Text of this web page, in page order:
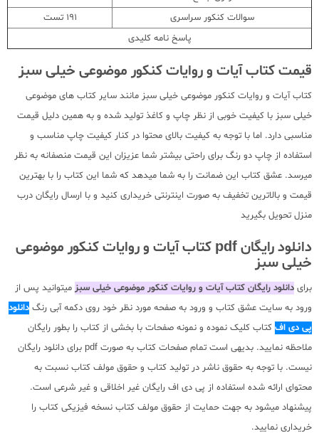
سوالات کنکور سراسری
191 تست
پاسخ نامه کلیدی
قیمت کتاب آیات و روایات کنکور موضوعی خیلی سبز
کتاب آیات و روایات کنکور موضوعی خیلی سبز مانند سایر کتاب های موضوعی
خیلی سبز با کیفیت خوبی از نظر چاپ و کاغذ تولید شده و به همین دلیل قیمت
مناسبی دارد. اما با توجه به کیفیت بالای محتوا در کنار کیفیت چاپ مناسب و
استفاده از چاپ دو رنگ برای راحتی بیشتر شما عزیزان این قیمت منصفانه به نظر
میرسد. عشق کتاب این ضمانت را به شما میدهد که شما این کتاب را با بهترین
قیمت و بالاترین تخفیف به صورت اینترنتی خریداری کنید و با ارسال رایگان درب
منزل تحویل بگیرید
دانلود رایگان pdf کتاب آیات و روایات کنکور موضوعی
خیلی سبز
برای دانلود رایگان کتاب آیات و روایات کنکور موضوعی خیلی سبز میتوانید پس از
ورود به سایت عشق کتاب و ورود به صفحه مورد نظر خود روی دکمه آبی رنگ دانلود
پی دی اف کتاب کلیک نموده و نمونه صفحات با بخشی از کتاب را بطور رایگان
ملاحظه نمایید. بدیهی است تمام صفحات کتاب به صورت pdf برای دانلود رایگان
نیست. با توجه به حقوق ناشر در تولید کتاب و حقوق مولف کتاب نسبت به
محتوای ارائه شده استفاده از پی دی اف رایگان غیر اخلاقی و غیر شرعی است.
پیشنهاد میشود به جهت حمایت از حقوق مولف کتاب نسخه فیزیکی کتاب را
خریداری نمایید.